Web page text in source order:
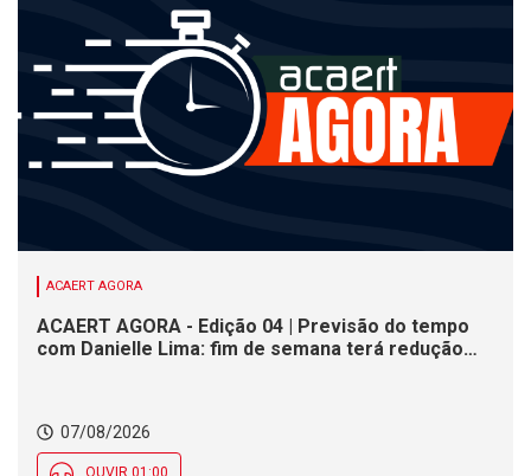
ACAERT AGORA
ACAERT AGORA - Edição 04 | Previsão do tempo
com Danielle Lima: fim de semana terá redução
07/08/2026
OUVIR 01:00